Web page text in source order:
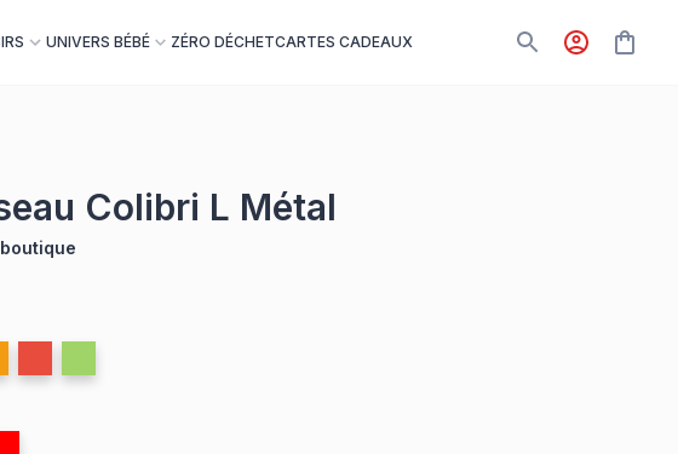
UNIVERS BÉBÉ ZÉRO DÉCHETCARTES CADEAUX
Colibri L Métal